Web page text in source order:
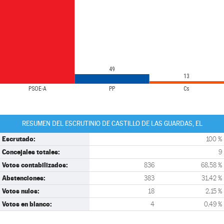
PSOE-A PP Cs
49
13
RESUMEN DEL ESCRUTINIO DE CASTILLO DE LAS GUARDAS, EL
Escrutado: 100 %
Concejales totales: 9
Votos contabilizados: 836 68,58 %
Abstenciones: 383 31,42 %
Votos nulos: 18 2,15 %
Votos en blanco: 4 0,49 %